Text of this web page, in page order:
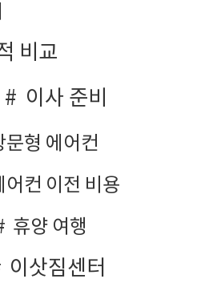
비교
이사 준비
문형 에어컨
어컨 이전 비용
휴양 여행
이삿짐센터